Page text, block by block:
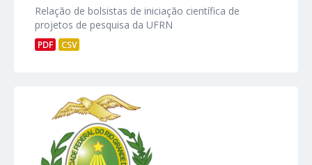
Relação de bolsistas de iniciação científica de
projetos de pesquisa da UFRN
PDF CSV